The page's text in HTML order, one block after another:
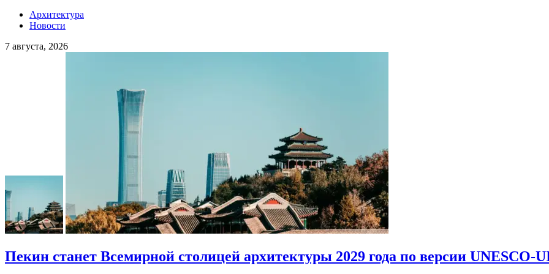
Архитектура
Новости
7 августа, 2026
Пекин станет Всемирной столицей архитектуры 2029 года по версии UNESCO-